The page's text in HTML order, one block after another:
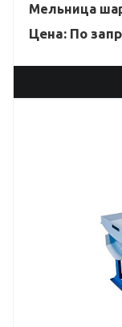
Мельница
Цена: По запр